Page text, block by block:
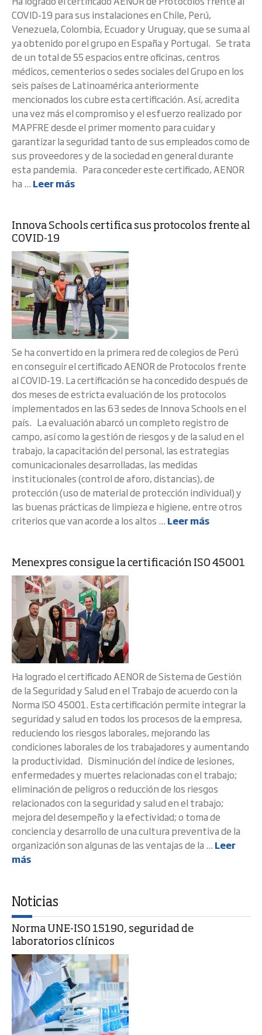
COVID-19 para sus instalaciones en Chile, Perú,
Venezuela, Colombia, Ecuador y Uruguay, que se suma al
ya obtenido por el grupo en España y Portugal. Se trata
de un total de 55 espacios entre oficinas, centros
médicos, cementerios o sedes sociales del Grupo en los
seis países de Latinoamérica anteriormente
mencionados los cubre esta certificación. Así, acredita
una vez más el compromiso y el esfuerzo realizado por
MAPFRE desde el primer momento para cuidar y
garantizar la seguridad tanto de sus empleados como de
sus proveedores y de la sociedad en general durante
esta pandemia. Para conceder este certificado, AENOR
ha ... Leer más
Innova Schools certifica sus protocolos frente al
COVID-19
Se ha convertido en la primera red de colegios de Perú
en conseguir el certificado AENOR de Protocolos frente
al COVID-19. La certificación se ha concedido después de
dos meses de estricta evaluación de los protocolos
implementados en las 63 sedes de Innova Schools en el
país. La evaluación abarcó un completo registro de
campo, así como la gestión de riesgos y de la salud en el
trabajo, la capacitación del personal, las estrategias
comunicacionales desarrolladas, las medidas
institucionales (control de aforo, distancias), de
protección (uso de material de protección individual) y
las buenas prácticas de limpieza e higiene, entre otros
criterios que van acorde a los altos ... Leer más
Menexpres consigue la certificación ISO 45001
Ha logrado el certificado AENOR de Sistema de Gestión
de la Seguridad y Salud en el Trabajo de acuerdo con la
Norma ISO 45001. Esta certificación permite integrar la
seguridad y salud en todos los procesos de la empresa,
reduciendo los riesgos laborales, mejorando las
condiciones laborales de los trabajadores y aumentando
la productividad. Disminución del índice de lesiones,
enfermedades y muertes relacionadas con el trabajo;
eliminación de peligros o reducción de los riesgos
relacionados con la seguridad y salud en el trabajo;
mejora del desempeño y la efectividad; o toma de
conciencia y desarrollo de una cultura preventiva de la
organización son algunas de las ventajas de la ... Leer
más
Noticias
Norma UNE-ISO 15190, seguridad de
laboratorios clínicos